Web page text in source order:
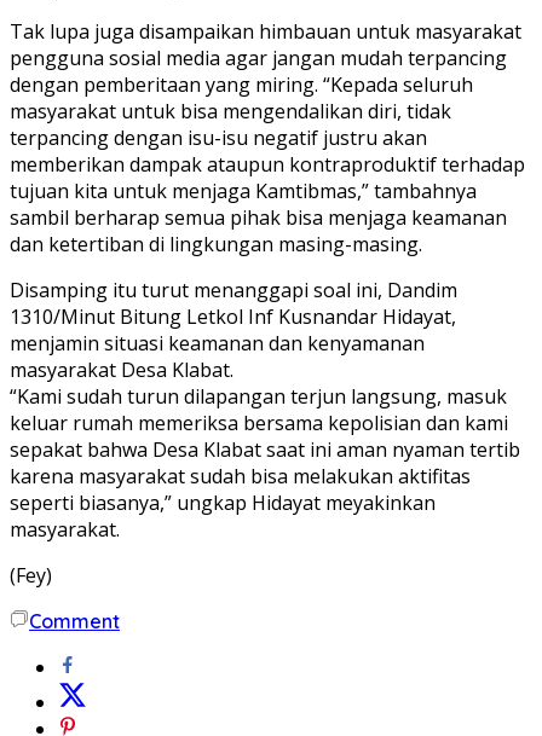
Tak lupa juga disampaikan himbauan untuk masyarakat
pengguna sosial media agar jangan mudah terpancing
dengan pemberitaan yang miring. “Kepada seluruh
masyarakat untuk bisa mengendalikan diri, tidak
terpancing dengan isu-isu negatif justru akan
memberikan dampak ataupun kontraproduktif terhadap
tujuan kita untuk menjaga Kamtibmas,” tambahnya
sambil berharap semua pihak bisa menjaga keamanan
dan ketertiban di lingkungan masing-masing.
Disamping itu turut menanggapi soal ini, Dandim
1310/Minut Bitung Letkol Inf Kusnandar Hidayat,
menjamin situasi keamanan dan kenyamanan
masyarakat Desa Klabat.
“Kami sudah turun dilapangan terjun langsung, masuk
keluar rumah memeriksa bersama kepolisian dan kami
sepakat bahwa Desa Klabat saat ini aman nyaman tertib
karena masyarakat sudah bisa melakukan aktifitas
seperti biasanya,” ungkap Hidayat meyakinkan
masyarakat.
(Fey)
Comment